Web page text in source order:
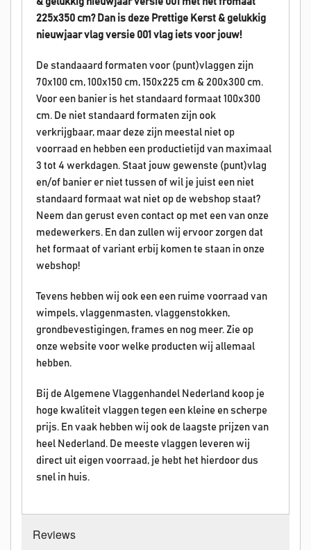
225x350 cm? Dan is deze Prettige Kerst & gelukkig
nieuwjaarvlag versie 001 vlag iets voor jouw!
De standaaard formaten voor (punt)vlaggen zijn
70x100 cm, 100x150 cm, 150x225 cm & 200x300 cm.
Voor een banier is het standaard formaat 100x300
cm. De niet standaard formaten zijn ook
verkrijgbaar, maar deze zijn meestal niet op
voorraad en hebben een productietijd van maximaal
3 tot 4 werkdagen. Staat jouw gewenste (punt)vlag
en/of banier er niet tussen of wil je juist een niet
standaard formaat wat niet op de webshop staat?
Neem dan gerust even contact op met een van onze
medewerkers. En dan zullen wij ervoor zorgen dat
het formaat of variant erbij komen te staan in onze
webshop!
Tevens hebben wij ook een een ruime voorraad van
wimpels, vlaggenmasten, vlaggenstokken,
grondbevestigingen, frames en nog meer. Zie op
onze website voor welke producten wij allemaal
hebben.
Bij de Algemene Vlaggenhandel Nederland koop je
hoge kwaliteit vlaggen tegen een kleine en scherpe
prijs. En vaak hebben wij ook de laagste prijzen van
heel Nederland. De meeste vlaggen leveren wij
direct uit eigen voorraad, je hebt het hierdoor dus
snel in huis.
Reviews